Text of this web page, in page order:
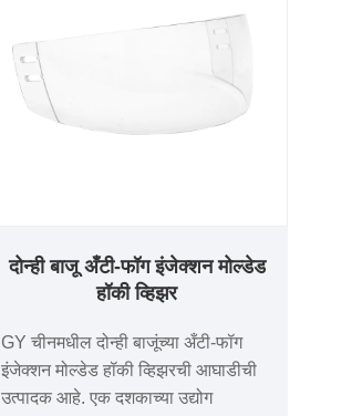
दोन्ही बाजू अँटी-फॉग इंजेक्शन मोल्डेड
हॉकी व्हिझर
GY चीनमधील दोन्ही बाजूंच्या अँटी-फॉग
इंजेक्शन मोल्डेड हॉकी व्हिझरची आघाडीची
उत्पादक आहे. एक दशकाच्या उद्योग